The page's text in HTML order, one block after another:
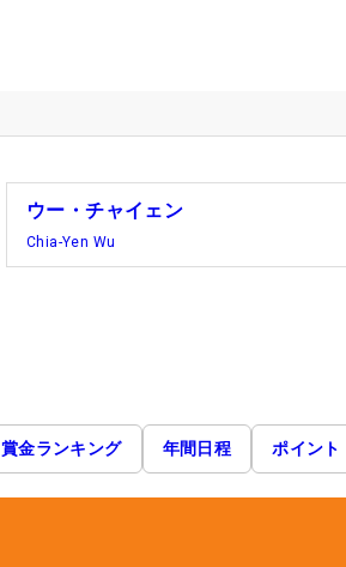
ウー・チャイェン
Chia-Yen Wu
賞金ランキング 年間日程 ポイント